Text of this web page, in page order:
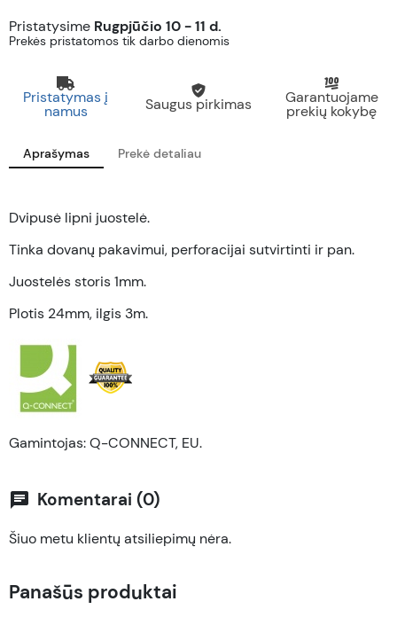
Pristatysime Rugpjūčio 10 - 11 d.
Prekės pristatomos tik darbo dienomis
Pristatymas į
namus Saugus pirkimas Garantuojame
prekių kokybę
Aprašymas Prekė detaliau
Dvipusė lipni juostelė.
Tinka dovanų pakavimui, perforacijai sutvirtinti ir pan.
Juostelės storis 1mm.
Plotis 24mm, ilgis 3m.
Gamintojas: Q-CONNECT, EU.
chat Komentarai (0)
Šiuo metu klientų atsiliepimų nėra.
Panašūs produktai